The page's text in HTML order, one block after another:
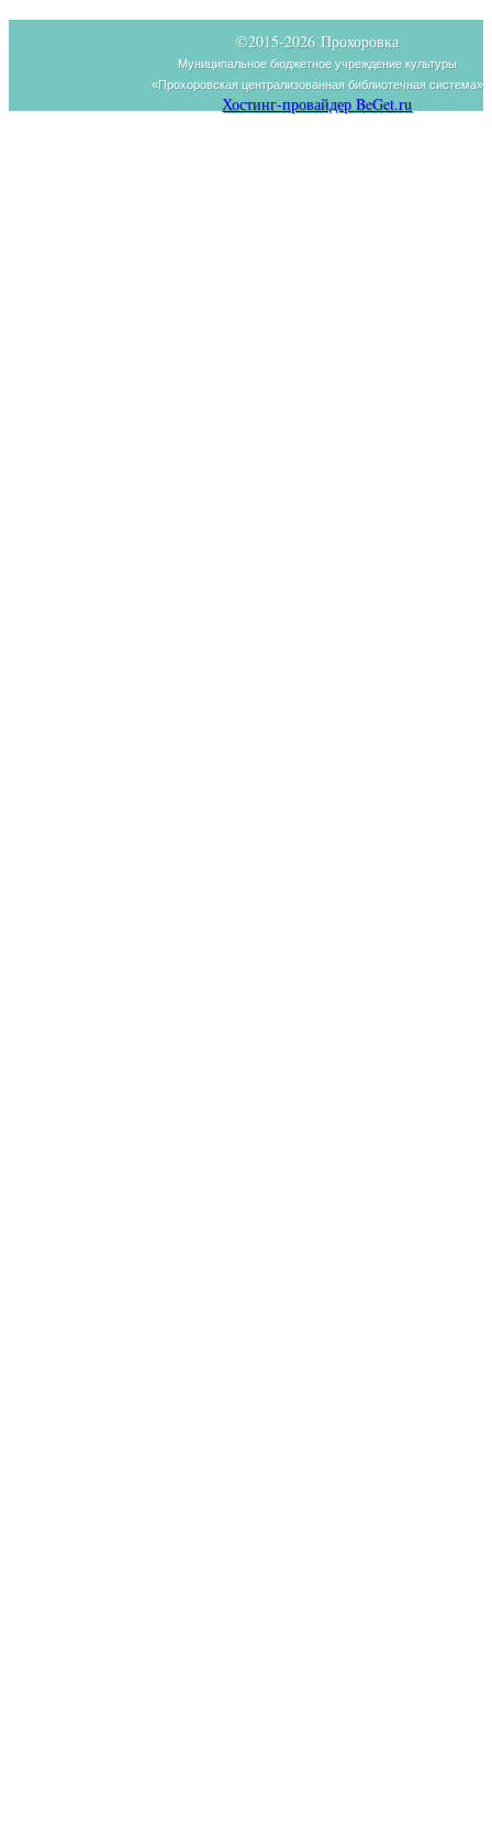
©2015-2026 Прохоровка
Муниципальное бюджетное учреждение культуры
«Прохоровская централизованная библиотечная система»
Хостинг-провайдер BeGet.ru